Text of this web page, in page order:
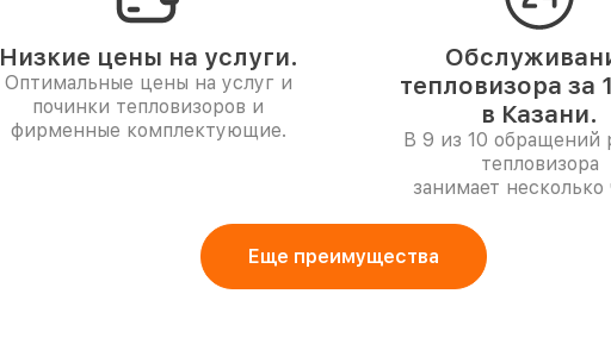
Низкие цены на услуги.
Оптимальные цены на услуг и
починки тепловизоров и
фирменные комплектующие.
тепловизора за
в Казани.
В 9 из 10 обращений
тепловизора
занимает несколько
Еще преимущества